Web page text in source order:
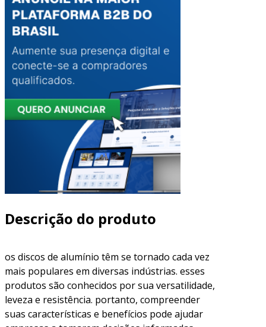
Descrição do produto
os discos de alumínio têm se tornado cada vez
mais populares em diversas indústrias. esses
produtos são conhecidos por sua versatilidade,
leveza e resistência. portanto, compreender
suas características e benefícios pode ajudar